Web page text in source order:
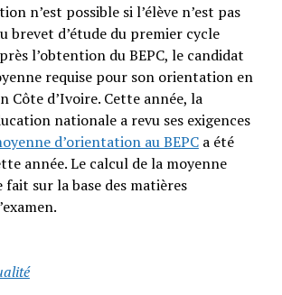
n’est possible si l’élève n’est pas
brevet d’étude du premier cycle
l’obtention du BEPC, le candidat
requise pour son orientation en
Côte d’Ivoire. Cette année, la
nationale a revu ses exigences
d’orientation au BEPCa été
année. Le calcul de la moyenne
fait sur la base des matières